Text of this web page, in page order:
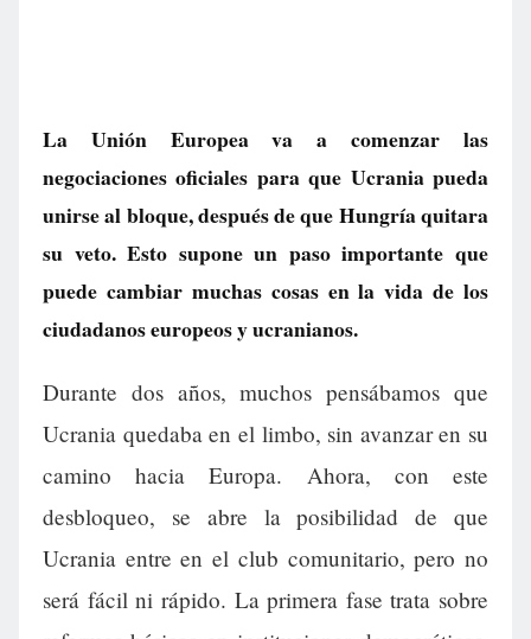
La Unión Europea va a comenzar las
negociaciones oficiales para que Ucrania pueda
unirse al bloque, después de que Hungría quitara
su veto. Esto supone un paso importante que
puede cambiar muchas cosas en la vida de los
ciudadanos europeos y ucranianos.
Durante dos años, muchos pensábamos que
Ucrania quedaba en el limbo, sin avanzar en su
camino hacia Europa. Ahora, con este
desbloqueo, se abre la posibilidad de que
Ucrania entre en el club comunitario, pero no
será fácil ni rápido. La primera fase trata sobre